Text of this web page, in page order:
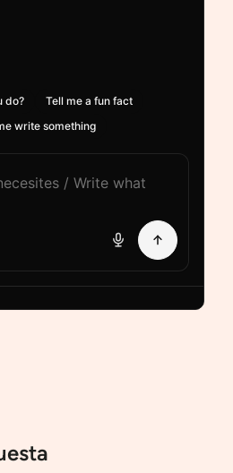
do?
Tell me a fun fact
write something